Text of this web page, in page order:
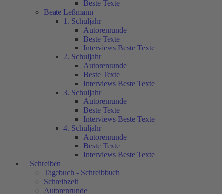
Beste Texte
Beate Leßmann
1. Schuljahr
Autorenrunde
Beste Texte
Interviews Beste Texte
2. Schuljahr
Autorenrunde
Beste Texte
Interviews Beste Texte
3. Schuljahr
Autorenrunde
Beste Texte
Interviews Beste Texte
4. Schuljahr
Autorenrunde
Beste Texte
Interviews Beste Texte
Schreiben
Tagebuch - Schreibbuch
Schreibzeit
Autorenrunde